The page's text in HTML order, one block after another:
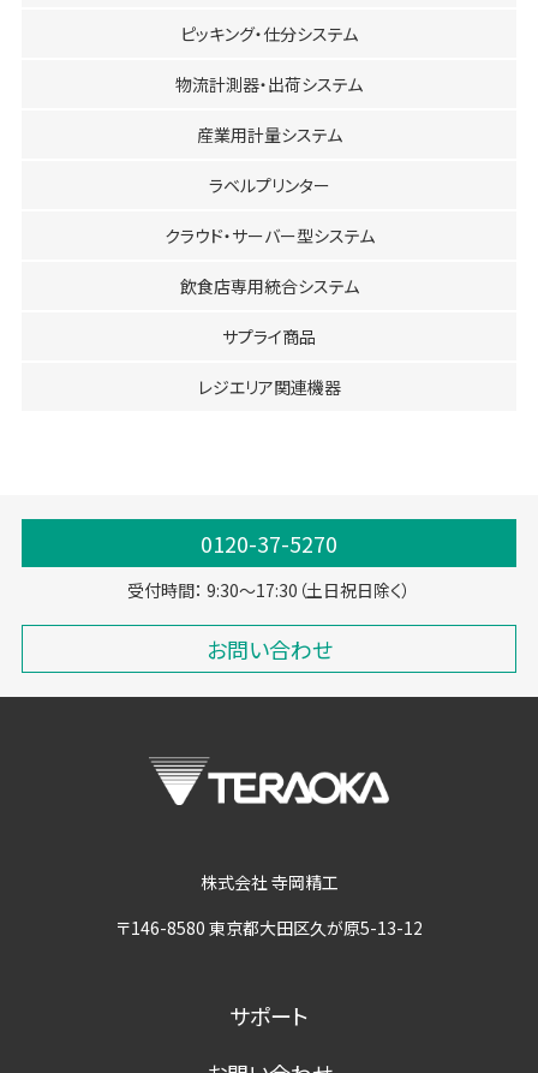
ピッキング・仕分システム
物流計測器・出荷システム
産業用計量システム
ラベルプリンター
クラウド・サーバー型システム
飲食店専用統合システム
サプライ商品
レジエリア関連機器
0120-37-5270
受付時間： 9:30～17:30（土日祝日除く）
お問い合わせ
株式会社 寺岡精工
〒146-8580 東京都大田区久が原5-13-12
サポート